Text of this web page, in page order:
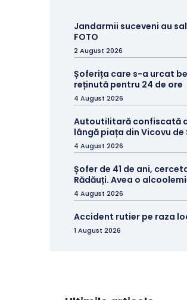
Jandarmii suceveni au
FOTO
2 August 2026
Șoferița care s-a urcat
reținută pentru 24 de ore
4 August 2026
Autoutilitară confiscată
lângă piața din Vicovu de
4 August 2026
Șofer de 41 de ani,
Rădăuți. Avea o
4 August 2026
Accident rutier pe raza
1 August 2026